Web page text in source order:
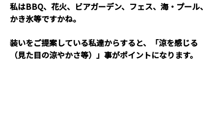
私はBBQ、花火、ビアガーデン、フェス、海・プール、
かき氷等ですかね。
装いをご提案している私達からすると、「涼を感じる
（見た目の涼やかさ等）」事がポイントになります。